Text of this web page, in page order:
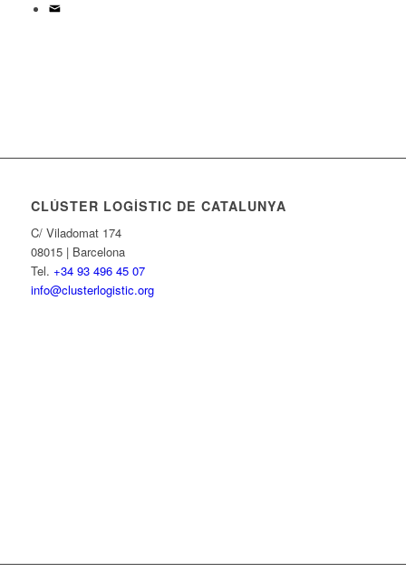
CLÚSTER LOGÍSTIC DE CATALUNYA
C/ Viladomat 174
08015 | Barcelona
Tel. +34 93 496 45 07
info@clusterlogistic.org